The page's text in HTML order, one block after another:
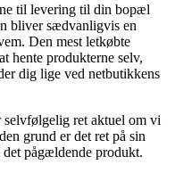
til levering til din bopæl
bliver sædvanligvis en
Den mest letkøbte
hente produkterne selv,
dig lige ved netbutikkens
selvfølgelig ret aktuel om vi
grund er det ret på sin
det pågældende produkt.